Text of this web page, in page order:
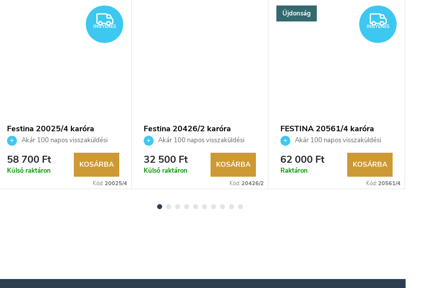
INGYENES
INGYENES
Festina 20025/4 karóra
Akár 100 napos visszaküldési
lehetőség. Hivatalos márkakereskedő.
58 700 Ft
Külső raktáron
KOSÁRBA
Kód: 20025/4
Festina 20426/2 karóra
Akár 100 napos visszaküldési
lehetőség. Hivatalos márkakereskedő.
32 500 Ft
Külső raktáron
KOSÁRBA
Kód: 20426/2
Újdonság INGYENES
INGYENES
FESTINA 20561/4 karóra
Akár 100 napos visszaküldési
lehetőség. Hivatalos márkakereskedő.
62 000 Ft
Raktáron
KOSÁRBA
Kód: 20561/4